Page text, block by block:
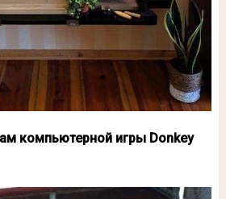
компьютерной игры Donkey